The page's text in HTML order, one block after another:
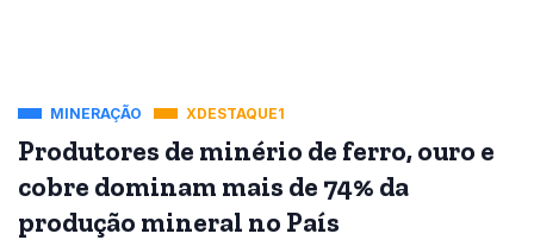
MINERAÇÃO XDESTAQUE1
Produtores de minério de ferro, ouro e
cobre dominam mais de 74% da
produção mineral no País